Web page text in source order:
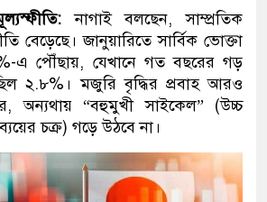
নাগাই বলছেন, সাম্প্রতিক
বেড়েছে। জানুয়ারিতে সার্বিক ভোক্তা
এ পৌঁছায়, যেখানে গত বছরের গড়
২.৮%। মজুরি বৃদ্ধির প্রবাহ আরও
অন্যথায় “বহুমুখী সাইকেল” (উচ্চ
চক্র) গড়ে উঠবে না।